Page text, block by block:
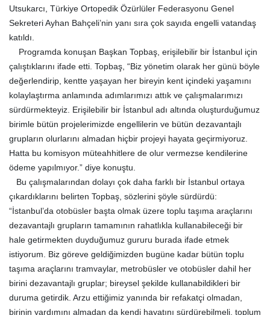
Utsukarcı, Türkiye Ortopedik Özürlüler Federasyonu Genel
Sekreteri Ayhan Bahçeli’nin yanı sıra çok sayıda engelli vatandaş
katıldı.
Programda konuşan Başkan Topbaş, erişilebilir bir İstanbul için
çalıştıklarını ifade etti. Topbaş, “Biz yönetim olarak her günü böyle
değerlendirip, kentte yaşayan her bireyin kent içindeki yaşamını
kolaylaştırma anlamında adımlarımızı attık ve çalışmalarımızı
sürdürmekteyiz. Erişilebilir bir İstanbul adı altında oluşturduğumuz
birimle bütün projelerimizde engellilerin ve bütün dezavantajlı
grupların olurlarını almadan hiçbir projeyi hayata geçirmiyoruz.
Hatta bu komisyon müteahhitlere de olur vermezse kendilerine
ödeme yapılmıyor.” diye konuştu.
Bu çalışmalarından dolayı çok daha farklı bir İstanbul ortaya
çıkardıklarını belirten Topbaş, sözlerini şöyle sürdürdü:
“İstanbul’da otobüsler başta olmak üzere toplu taşıma araçlarını
dezavantajlı grupların tamamının rahatlıkla kullanabileceği bir
hale getirmekten duyduğumuz gururu burada ifade etmek
istiyorum. Biz göreve geldiğimizden bugüne kadar bütün toplu
taşıma araçlarını tramvaylar, metrobüsler ve otobüsler dahil her
birini dezavantajlı gruplar; bireysel şekilde kullanabildikleri bir
duruma getirdik. Arzu ettiğimiz yanında bir refakatçi olmadan,
birinin yardımını almadan da kendi hayatını sürdürebilmeli, toplum